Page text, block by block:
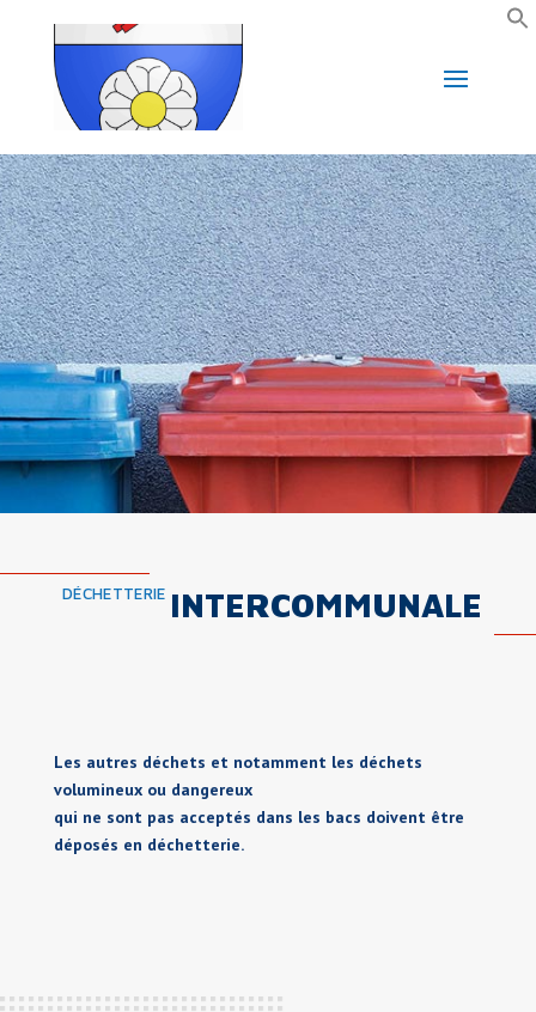
DÉCHETTERIE INTERCOMMUNALE
Les autres déchets et notamment les déchets
volumineux ou dangereux
qui ne sont pas acceptés dans les bacs doivent être
déposés en déchetterie.